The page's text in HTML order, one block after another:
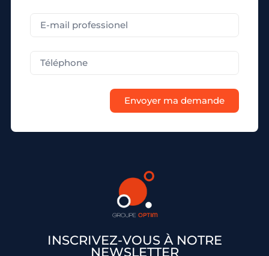
Envoyer ma demande
INSCRIVEZ-VOUS À NOTRE
NEWSLETTER